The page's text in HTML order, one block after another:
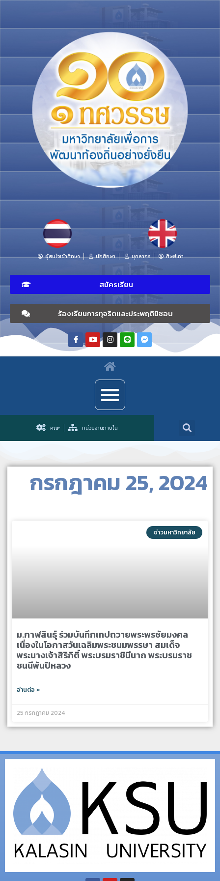
ผู้สนใจเข้าศึกษา นักศึกษา บุคลากร ศิษย์เก่า
สมัครเรียน
ร้องเรียนการทุจริตและประพฤติมิชอบ
คณะ หน่วยงานภายใน
กรกฎาคม 25, 2024
ข่าวมหาวิทยาลัย
ม.กาฬสินธุ์ ร่วมบันทึกเทปถวายพระพรชัยมงคล
เนื่องในโอกาสวันเฉลิมพระชนมพรรษา สมเด็จ
พระนางเจ้าสิริกิติ์ พระบรมราชินีนาถ พระบรมราช
ชนนีพันปีหลวง
อ่านต่อ »
25 กรกฎาคม 2024